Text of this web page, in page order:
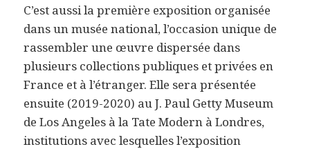
C’est aussi la première exposition organisée
dans un musée national, l’occasion unique de
rassembler une œuvre dispersée dans
plusieurs collections publiques et privées en
France et à l’étranger. Elle sera présentée
ensuite (2019-2020) au J. Paul Getty Museum
de Los Angeles à la Tate Modern à Londres,
institutions avec lesquelles l’exposition